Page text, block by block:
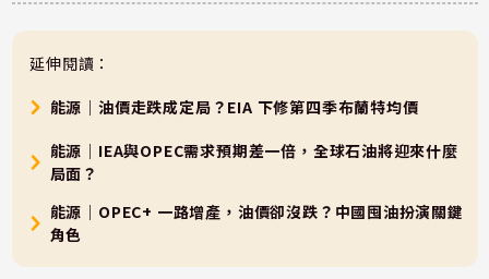
延伸閱讀：
能源｜油價走跌成定局？EIA 下修第四季布蘭特均價
能源｜IEA與OPEC需求預期差一倍，全球石油將迎來什麼
局面？
能源｜OPEC+ 一路增產，油價卻沒跌？中國囤油扮演關鍵
角色